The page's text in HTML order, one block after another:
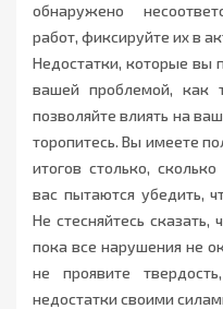
обнаружено
работ, фиксируйте их в
Недостатки, которые вы
вашей проблемой, как
позволяйте влиять на
торопитесь. Вы имеете
итогов столько,
вас пытаются убедить,
Не стесняйтесь сказать,
пока все нарушения не
не проявите
недостатки своими